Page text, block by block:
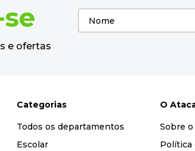
e ofertas
Categorias
Todos os departamentos
Escolar
O
Sobre o
Política